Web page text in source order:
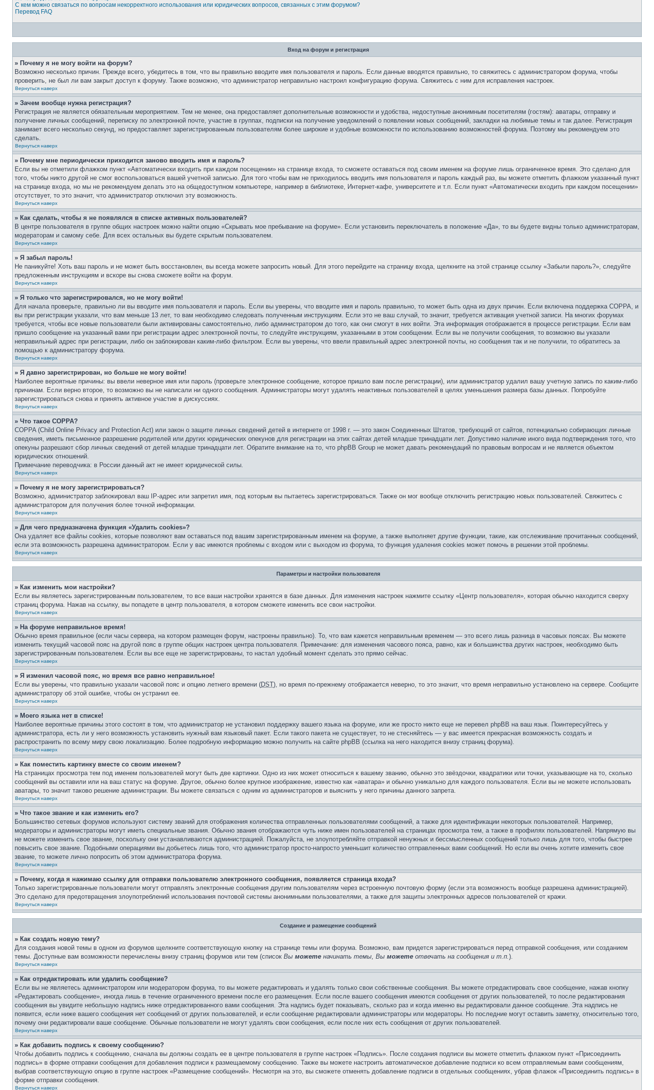
С кем можно связаться по вопросам некорректного использования или юридических вопросов, связанных с этим форумом?
Перевод FAQ
Вход на форум и регистрация
» Почему я не могу войти на форум?
Возможно несколько причин. Прежде всего, убедитесь в том, что вы правильно вводите имя пользователя и пароль. Если данные вводятся правильно, то свяжитесь с администратором форума, чтобы
проверить, не был ли вам закрыт доступ к форуму. Также возможно, что администратор неправильно настроил конфигурацию форума. Свяжитесь с ним для исправления настроек.
Вернуться наверх
» Зачем вообще нужна регистрация?
Регистрация не является обязательным мероприятием. Тем не менее, она предоставляет дополнительные возможности и удобства, недоступные анонимным посетителям (гостям): аватары, отправку и
получение личных сообщений, переписку по электронной почте, участие в группах, подписки на получение уведомлений о появлении новых сообщений, закладки на любимые темы и так далее. Регистрация
занимает всего несколько секунд, но предоставляет зарегистрированным пользователям более широкие и удобные возможности по использованию возможностей форума. Поэтому мы рекомендуем это
сделать.
Вернуться наверх
» Почему мне периодически приходится заново вводить имя и пароль?
Если вы не отметили флажком пункт «Автоматически входить при каждом посещении» на странице входа, то сможете оставаться под своим именем на форуме лишь ограниченное время. Это сделано для
того, чтобы никто другой не смог воспользоваться вашей учетной записью. Для того чтобы вам не приходилось вводить имя пользователя и пароль каждый раз, вы можете отметить флажком указанный пункт
на странице входа, но мы не рекомендуем делать это на общедоступном компьютере, например в библиотеке, Интернет-кафе, университете и т.п. Если пункт «Автоматически входить при каждом посещении»
отсутствует, то это значит, что администратор отключил эту возможность.
Вернуться наверх
» Как сделать, чтобы я не появлялся в списке активных пользователей?
В центре пользователя в группе общих настроек можно найти опцию «Скрывать мое пребывание на форуме». Если установить переключатель в положение «Да», то вы будете видны только администраторам,
модераторам и самому себе. Для всех остальных вы будете скрытым пользователем.
Вернуться наверх
» Я забыл пароль!
Не паникуйте! Хоть ваш пароль и не может быть восстановлен, вы всегда можете запросить новый. Для этого перейдите на страницу входа, щелкните на этой странице ссылку «Забыли пароль?», следуйте
предложенным инструкциям и вскоре вы снова сможете войти на форум.
Вернуться наверх
» Я только что зарегистрировался, но не могу войти!
Для начала проверьте, правильно ли вы вводите имя пользователя и пароль. Если вы уверены, что вводите имя и пароль правильно, то может быть одна из двух причин. Если включена поддержка COPPA, и
вы при регистрации указали, что вам меньше 13 лет, то вам необходимо следовать полученным инструкциям. Если это не ваш случай, то значит, требуется активация учетной записи. На многих форумах
требуется, чтобы все новые пользователи были активированы самостоятельно, либо администратором до того, как они смогут в них войти. Эта информация отображается в процессе регистрации. Если вам
пришло сообщение на указанный вами при регистрации адрес электронной почты, то следуйте инструкциям, указанными в этом сообщении. Если вы не получили сообщения, то возможно вы указали
неправильный адрес при регистрации, либо он заблокирован каким-либо фильтром. Если вы уверены, что ввели правильный адрес электронной почты, но сообщения так и не получили, то обратитесь за
помощью к администратору форума.
Вернуться наверх
» Я давно зарегистрирован, но больше не могу войти!
Наиболее вероятные причины: вы ввели неверное имя или пароль (проверьте электронное сообщение, которое пришло вам после регистрации), или администратор удалил вашу учетную запись по каким-либо
причинам. Если верно второе, то возможно вы не написали ни одного сообщения. Администраторы могут удалять неактивных пользователей в целях уменьшения размера базы данных. Попробуйте
зарегистрироваться снова и принять активное участие в дискуссиях.
Вернуться наверх
» Что такое COPPA?
COPPA (Child Online Privacy and Protection Act) или закон о защите личных сведений детей в интернете от 1998 г. — это закон Соединенных Штатов, требующий от сайтов, потенциально собирающих личные
сведения, иметь письменное разрешение родителей или других юридических опекунов для регистрации на этих сайтах детей младше тринадцати лет. Допустимо наличие иного вида подтверждения того, что
опекуны разрешают сбор личных сведений от детей младше тринадцати лет. Обратите внимание на то, что phpBB Group не может давать рекомендаций по правовым вопросам и не является объектом
юридических отношений.
Примечание переводчика: в России данный акт не имеет юридической силы.
Вернуться наверх
» Почему я не могу зарегистрироваться?
Возможно, администратор заблокировал ваш IP-адрес или запретил имя, под которым вы пытаетесь зарегистрироваться. Также он мог вообще отключить регистрацию новых пользователей. Свяжитесь с
администратором для получения более точной информации.
Вернуться наверх
» Для чего предназначена функция «Удалить cookies»?
Она удаляет все файлы cookies, которые позволяют вам оставаться под вашим зарегистрированным именем на форуме, а также выполняет другие функции, такие, как отслеживание прочитанных сообщений,
если эта возможность разрешена администратором. Если у вас имеются проблемы с входом или с выходом из форума, то функция удаления cookies может помочь в решении этой проблемы.
Вернуться наверх
Параметры и настройки пользователя
» Как изменить мои настройки?
Если вы являетесь зарегистрированным пользователем, то все ваши настройки хранятся в базе данных. Для изменения настроек нажмите ссылку «Центр пользователя», которая обычно находится сверху
страниц форума. Нажав на ссылку, вы попадете в центр пользователя, в котором сможете изменить все свои настройки.
Вернуться наверх
» На форуме неправильное время!
Обычно время правильное (если часы сервера, на котором размещен форум, настроены правильно). То, что вам кажется неправильным временем — это всего лишь разница в часовых поясах. Вы можете
изменить текущий часовой пояс на другой пояс в группе общих настроек центра пользователя. Примечание: для изменения часового пояса, равно, как и большинства других настроек, необходимо быть
зарегистрированным пользователем. Если вы все еще не зарегистрированы, то настал удобный момент сделать это прямо сейчас.
Вернуться наверх
» Я изменил часовой пояс, но время все равно неправильное!
Если вы уверены, что правильно указали часовой пояс и опцию летнего времени (DST), но время по-прежнему отображается неверно, то это значит, что время неправильно установлено на сервере. Сообщите
администратору об этой ошибке, чтобы он устранил ее.
Вернуться наверх
» Моего языка нет в списке!
Наиболее вероятные причины этого состоят в том, что администратор не установил поддержку вашего языка на форуме, или же просто никто еще не перевел phpBB на ваш язык. Поинтересуйтесь у
администратора, есть ли у него возможность установить нужный вам языковый пакет. Если такого пакета не существует, то не стесняйтесь — у вас имеется прекрасная возможность создать и
распространить по всему миру свою локализацию. Более подробную информацию можно получить на сайте phpBB (ссылка на него находится внизу страниц форума).
Вернуться наверх
» Как поместить картинку вместе со своим именем?
На страницах просмотра тем под именем пользователей могут быть две картинки. Одно из них может относиться к вашему званию, обычно это звёздочки, квадратики или точки, указывающие на то, сколько
сообщений вы оставили или на ваш статус на форуме. Другое, обычно более крупное изображение, известно как «аватара» и обычно уникально для каждого пользователя. Если вы не можете использовать
аватары, то значит таково решение администрации. Вы можете связаться с одним из администраторов и выяснить у него причины данного запрета.
Вернуться наверх
» Что такое звание и как изменить его?
Большинство сетевых форумов используют систему званий для отображения количества отправленных пользователями сообщений, а также для идентификации некоторых пользователей. Например,
модераторы и администраторы могут иметь специальные звания. Обычно звания отображаются чуть ниже имен пользователей на страницах просмотра тем, а также в профилях пользователей. Напрямую вы
не можете изменить свое звание, поскольку они устанавливаются администрацией. Пожалуйста, не злоупотребляйте отправкой ненужных и бессмысленных сообщений только лишь для того, чтобы быстрее
повысить свое звание. Подобными операциями вы добьетесь лишь того, что администратор просто-напросто уменьшит количество отправленных вами сообщений. Но если вы очень хотите изменить свое
звание, то можете лично попросить об этом администратора форума.
Вернуться наверх
» Почему, когда я нажимаю ссылку для отправки пользователю электронного сообщения, появляется страница входа?
Только зарегистрированные пользователи могут отправлять электронные сообщения другим пользователям через встроенную почтовую форму (если эта возможность вообще разрешена администрацией).
Это сделано для предотвращения злоупотреблений использования почтовой системы анонимными пользователями, а также для защиты электронных адресов пользователей от кражи.
Вернуться наверх
Создание и размещение сообщений
» Как создать новую тему?
Для создания новой темы в одном из форумов щелкните соответствующую кнопку на странице темы или форума. Возможно, вам придется зарегистрироваться перед отправкой сообщения, или созданием
темы. Доступные вам возможности перечислены внизу страниц форумов или тем (список Вы можете начинать темы, Вы можете отвечать на сообщения и т.п.).
Вернуться наверх
» Как отредактировать или удалить сообщение?
Если вы не являетесь администратором или модератором форума, то вы можете редактировать и удалять только свои собственные сообщения. Вы можете отредактировать свое сообщение, нажав кнопку
«Редактировать сообщение», иногда лишь в течение ограниченного времени после его размещения. Если после вашего сообщения имеются сообщения от других пользователей, то после редактирования
сообщения вы увидите небольшую надпись ниже отредактированного вами сообщения. Эта надпись будет показывать, сколько раз и когда именно вы редактировали данное сообщение. Эта надпись не
появится, если ниже вашего сообщения нет сообщений от других пользователей, и если сообщение редактировали администраторы или модераторы. Но последние могут оставить заметку, относительно того,
почему они редактировали ваше сообщение. Обычные пользователи не могут удалять свои сообщения, если после них есть сообщения от других пользователей.
Вернуться наверх
» Как добавить подпись к своему сообщению?
Чтобы добавить подпись к сообщению, сначала вы должны создать ее в центре пользователя в группе настроек «Подпись». После создания подписи вы можете отметить флажком пункт «Присоединить
подпись» в форме отправки сообщения для добавления подписи к размещаемому сообщению. Также вы можете настроить автоматическое добавление подписи ко всем отправляемым вами сообщениям,
выбрав соответствующую опцию в группе настроек «Размещение сообщений». Несмотря на это, вы сможете отменять добавление подписи в отдельных сообщениях, убрав флажок «Присоединить подпись» в
форме отправки сообщения.
Вернуться наверх